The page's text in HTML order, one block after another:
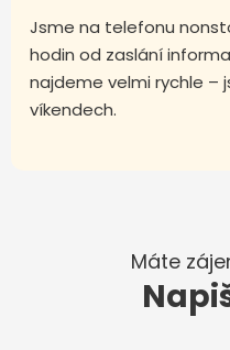
Jsme na telefonu
hodin od zaslání
najdeme velmi rychle –
víkendech.
Máte